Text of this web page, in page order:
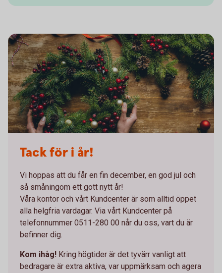
Tack för i år!
Vi hoppas att du får en fin december, en god jul och
så småningom ett gott nytt år!
Våra kontor och vårt Kundcenter är som alltid öppet
alla helgfria vardagar. Via vårt Kundcenter på
telefonnummer 0511-280 00 når du oss, vart du är
befinner dig.
Kom ihåg! Kring högtider är det tyvärr vanligt att
bedragare är extra aktiva, var uppmärksam och agera